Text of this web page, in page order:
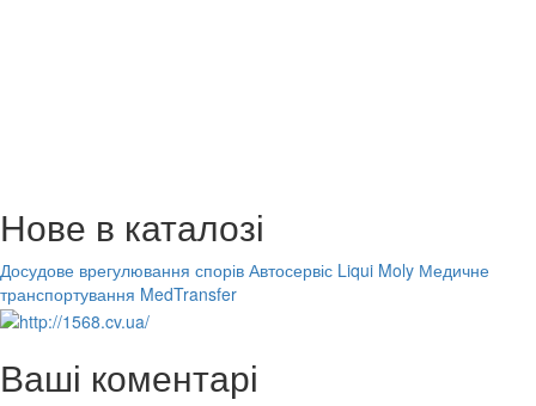
Нове в каталозі
Досудове врегулювання спорів Автосервіс Liqui Moly Медичне
транспортування MedTransfer
Ваші коментарі